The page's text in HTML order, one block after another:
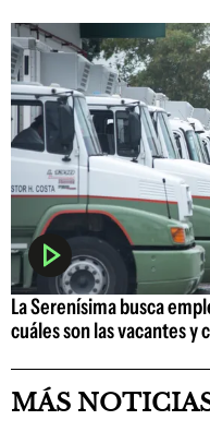
La Serenísima busca
cuáles son las vacantes y
MÁS